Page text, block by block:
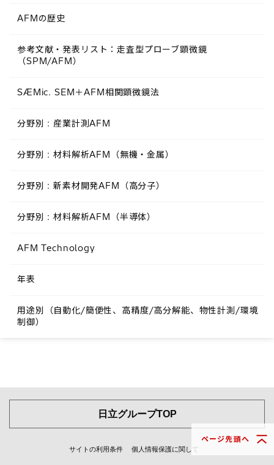
ページ先頭へ
AFMの歴史
参考文献・発表リスト：走査型プローブ顕微鏡
（SPM/AFM）
SÆMic. SEM＋AFM相関顕微鏡法
分野別 : 産業計測AFM
分野別 : 材料解析AFM（無機・金属）
分野別 : 新素材開発AFM（高分子）
分野別 : 材料解析AFM（半導体）
AFM Technology
年表
用途別（自動化/簡便性、高精度/高分解能、物性計測/環境
制御）
日立グループTOP
サイトの利用条件 個人情報保護に関して